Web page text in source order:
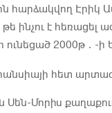
Էրիկ
ինչու է հեռացել
2000թ․-ի
հետ
Սեն-Մորիս